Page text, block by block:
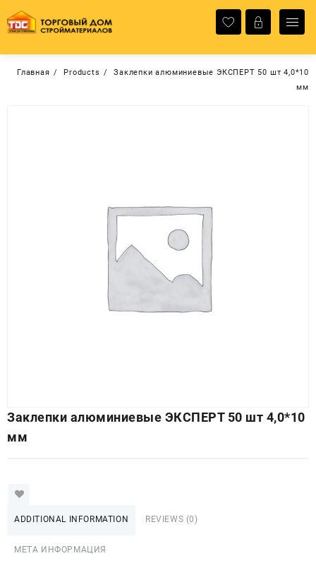
содержимому
Главная Products
Заклепки алюминиевые ЭКСПЕРТ 50 шт 4,0*10
мм
Заклепки алюминиевые ЭКСПЕРТ 50 шт 4,0*10
мм
ADDITIONAL INFORMATION REVIEWS (0)
МЕТА ИНФОРМАЦИЯ